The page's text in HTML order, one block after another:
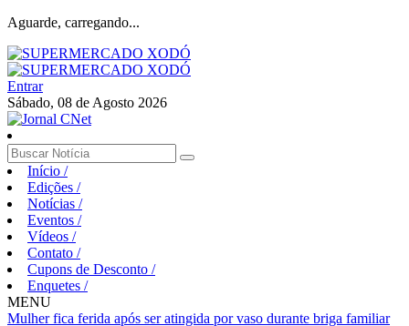
Aguarde, carregando...
Entrar
Sábado, 08 de Agosto 2026
Início /
Edições /
Notícias /
Eventos /
Vídeos /
Contato /
Cupons de Desconto /
Enquetes /
MENU
Mulher fica ferida após ser atingida por vaso durante briga familiar